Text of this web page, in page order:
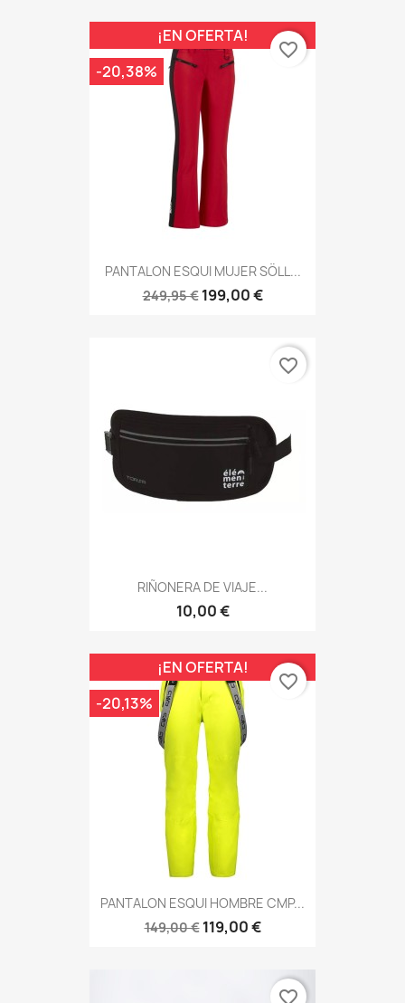
PANTALON ESQUI MUJER SÖLL...
249,95 € 199,00 €
¡EN OFERTA!
-20,38%
favorite_border
RIÑONERA DE VIAJE...
10,00 €
favorite_border
PANTALON ESQUI HOMBRE CMP...
149,00 € 119,00 €
¡EN OFERTA!
-20,13%
favorite_border
favorite_border